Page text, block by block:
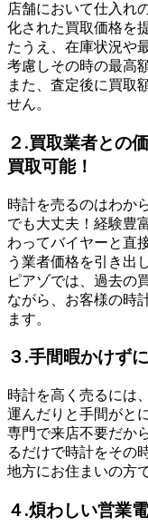
店舗において仕入れ
化された買取価格を
たうえ、在庫状況や
考慮しその時の最高
また、査定後に買取
せん。
２.買取業者との
買取可能！
時計を売るのはわか
でも大丈夫！経験豊
わってバイヤーと直
う業者価格を引き出
ピアゾでは、過去の
ながら、お客様の時
ます。
３.手間暇かけず
時計を高く売るには
運んだりと手間がと
専門で来店不要だか
るだけで時計をその
地方にお住まいの方
４.煩わしい営業